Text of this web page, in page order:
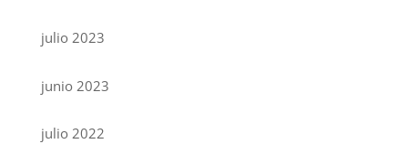
julio 2023
junio 2023
julio 2022